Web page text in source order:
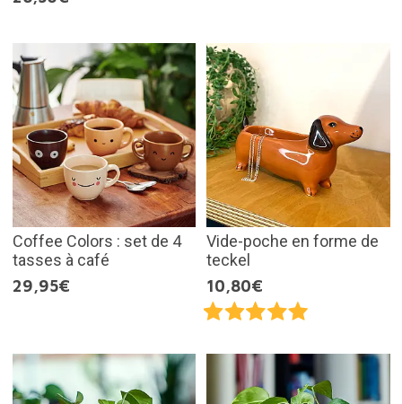
Coffee Colors : set de 4
tasses à café
29,95€
Vide-poche en forme de
teckel
10,80€